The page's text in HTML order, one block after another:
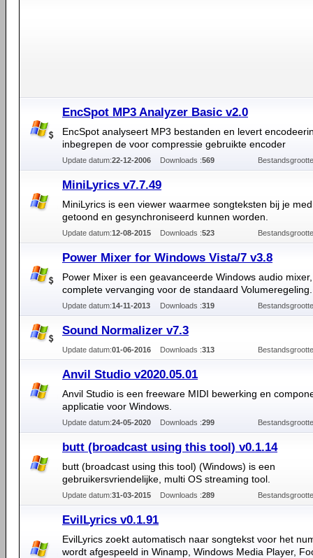
EncSpot MP3 Analyzer Basic v2.0
EncSpot analyseert MP3 bestanden en levert
inbegrepen de voor compressie gebruikte encoder
Update datum:22-12-2006 Downloads :569
MiniLyrics v7.7.49
MiniLyrics is een viewer waarmee songteksten bij je
getoond en gesynchroniseerd kunnen worden.
Update datum:12-08-2015 Downloads :523
Power Mixer for Windows Vista/7 v3.8
Power Mixer is een geavanceerde Windows audio
complete vervanging voor de standaard Volumeregeling.
Update datum:14-11-2013 Downloads :319
Sound Normalizer v7.3
Update datum:01-06-2016 Downloads :313
Anvil Studio v2020.05.01
Anvil Studio is een freeware MIDI bewerking en
applicatie voor Windows.
Update datum:24-05-2020 Downloads :299
butt (broadcast using this tool) v0.1.14
butt (broadcast using this tool) (Windows) is een
gebruikersvriendelijke, multi OS streaming tool.
Update datum:31-03-2015 Downloads :289
EvilLyrics v0.1.91
EvilLyrics zoekt automatisch naar songtekst voor het
wordt afgespeeld in Winamp, Windows Media Player,